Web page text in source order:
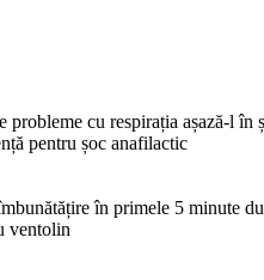
probleme cu respirația așază-l
pentru șoc anafilactic
în primele 5 minute
ventolin